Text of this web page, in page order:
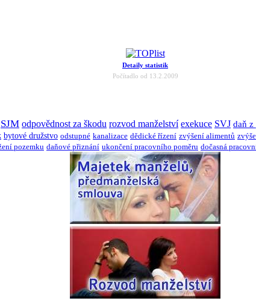
Detaily statistik
Počítadlo od 13.2.2009
SJM odpovědnost za škodu rozvod manželství exekuce SVJ daň
bytové družstvo odstupné kanalizace dědické řízení zvýšení alimentů
pozemku daňové přiznání ukončení pracovního poměru dočasná